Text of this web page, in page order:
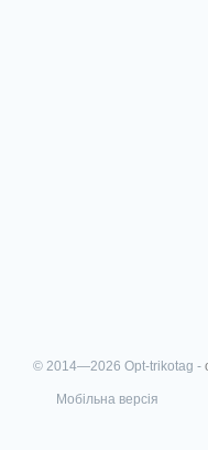
© 2014—2026 Opt-trikotag -
Мобільна версія